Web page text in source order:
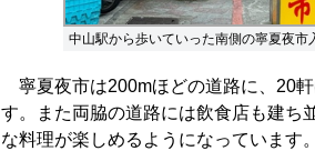
中山駅から歩いていった南側の寧夏夜市
寧夏夜市は200mほどの道路に、20
す。また両脇の道路には飲食店も建ち
な料理が楽しめるようになっています